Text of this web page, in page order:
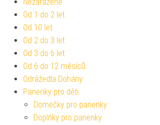
Od 1 do 2 let
Od 10 let
Od 2 do 3 let
Od 3 do 6 let
Od 6 do 12 měsíců
Odrážedla Dohány
Panenky pro děti
Domečky pro panenky
Doplňky pro panenky